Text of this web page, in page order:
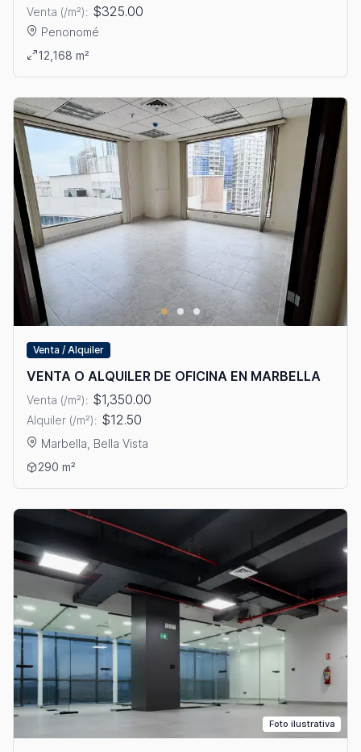
Venta (/m²): $325.00
Penonomé
Ver detalles: VENTA DE TERRENO PARA DESARROLLO EN
12,168 m²
Venta / Alquiler
VENTA O ALQUILER DE OFICINA EN MARBELLA
Venta (/m²): $1,350.00
Alquiler (/m²): $12.50
Marbella, Bella Vista
Ver detalles: VENTA O ALQUILER DE OFICINA EN MARBELLA
290 m²
Foto ilustrativa